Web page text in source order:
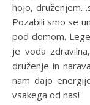
hojo,
Pozabili smo se
pod domom.
je voda
druženje in
nam dajo
vsakega od nas!